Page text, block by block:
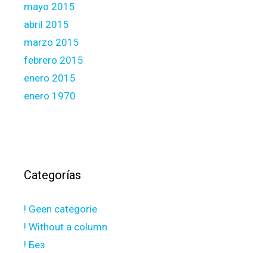
mayo 2015
abril 2015
marzo 2015
febrero 2015
enero 2015
enero 1970
Categorías
! Geen categorie
! Without a column
! Без